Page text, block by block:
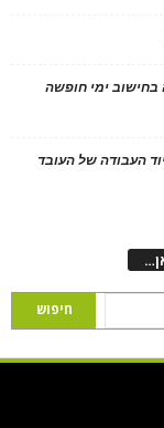
ימי חופשה
העבודה של העובד